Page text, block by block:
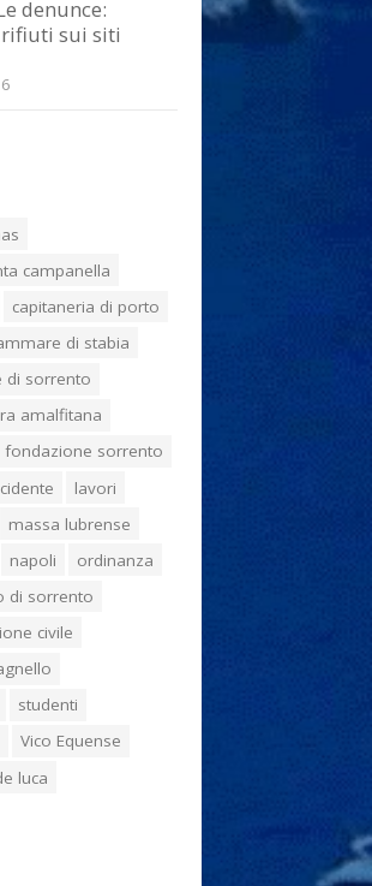
denunce:
rifiuti sui siti
campanella
capitaneria di porto
di stabia
di sorrento
amalfitana
fondazione sorrento
lavori
massa lubrense
napoli
ordinanza
di sorrento
civile
studenti
Vico Equense
luca